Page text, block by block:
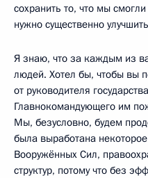
сохранить то, что мы
нужно существенно
Я знаю, что за каждым из
людей. Хотел бы, чтобы вы
от руководителя
Главнокомандующего им
Мы, безусловно, будем
была выработана
Вооружённых Сил,
структур, потому что без